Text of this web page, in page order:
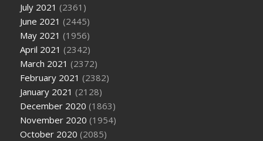
July 2021 (2361)
June 2021 (2445)
May 2021 (1956)
April 2021 (2342)
March 2021 (2372)
February 2021 (2382)
January 2021 (2128)
December 2020 (1863)
November 2020 (1954)
October 2020 (2085)